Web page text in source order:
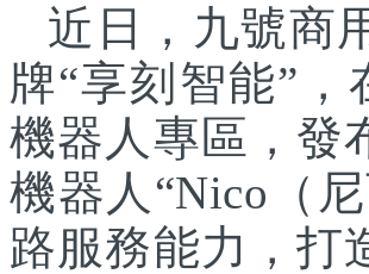
近日，九號商
牌“享刻智能”
機器人專區，發
機器人“Nico（
路服務能力，打